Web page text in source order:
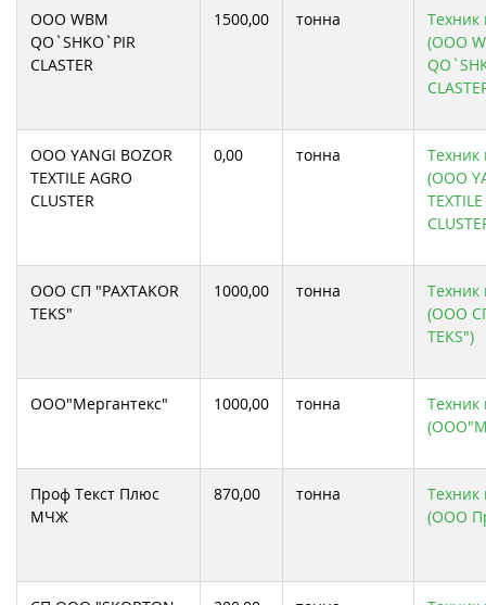
ООО WBM
QO`SHKO`PIR
CLASTER
1500,00 тонна
Техник
(ООО
ООО YANGI BOZOR
TEXTILE AGRO
CLUSTER
0,00 тонна
Техник
(ООО
ООО СП "PAXTAKOR
TEKS"
1000,00 тонна
Техник
(ООО
TEKS")
ООО"Мергантекс" 1000,00 тонна
Техник
Проф Текст Плюс
МЧЖ
870,00 тонна
Техник
(ООО